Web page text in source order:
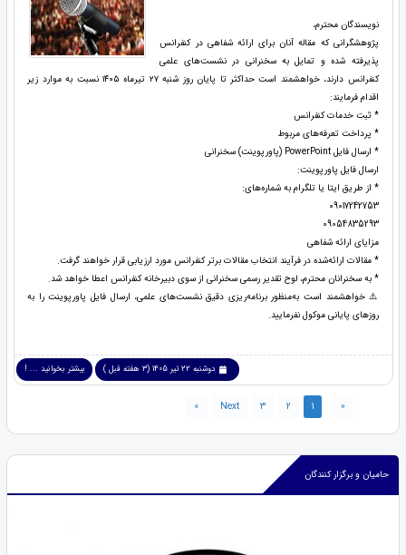
نویسندگان محترم،
پژوهشگرانی که مقاله آنان برای ارائه شفاهی در کنفرانس
پذیرفته شده و تمایل به سخنرانی در نشست‌های علمی
کنفرانس دارند، خواهشمند است حداکثر تا پایان روز شنبه ۲۷ تیرماه ۱۴۰۵ نسبت به موارد زیر
اقدام فرمایند:
* ثبت خدمات کنفرانس
* پرداخت تعرفه‌های مربوط
* ارسال فایل PowerPoint (پاورپوینت) سخنرانی
ارسال فایل پاورپوینت:
* از طریق ایتا یا تلگرام به شماره‌های:
09017242753
09054835293
مزایای ارائه شفاهی
* مقالات ارائه‌شده در فرآیند انتخاب مقالات برتر کنفرانس مورد ارزیابی قرار خواهند گرفت.
* به سخنرانان محترم، لوح تقدیر رسمی سخنرانی از سوی دبیرخانه کنفرانس اعطا خواهد شد.
⚠️ خواهشمند است به‌منظور برنامه‌ریزی دقیق نشست‌های علمی، ارسال فایل پاورپوینت را به
روزهای پایانی موکول نفرمایید.
دوشنبه 22 تیر 1405 (3 هفته قبل ) بیشتر بخوانید ... !
«
1
2
3
Next
»
حامیان و برگزار کنندگان